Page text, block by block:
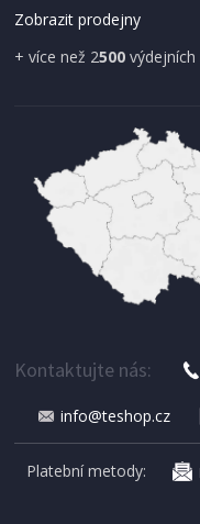
1 930 Kč
KONFERENČNÍ STOLEK
Halmar ISMENA
Zobrazit prodejny
+ více než 2500
Kontaktujte nás:
info@teshop.cz
Platební metody: